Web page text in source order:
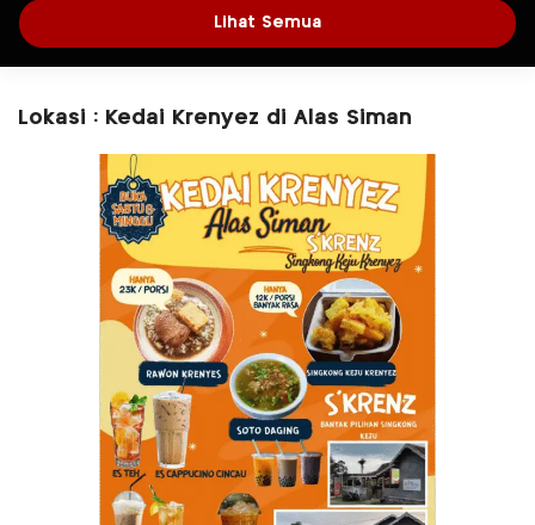
Lihat Semua
Lokasi : Kedai Krenyez di Alas Siman